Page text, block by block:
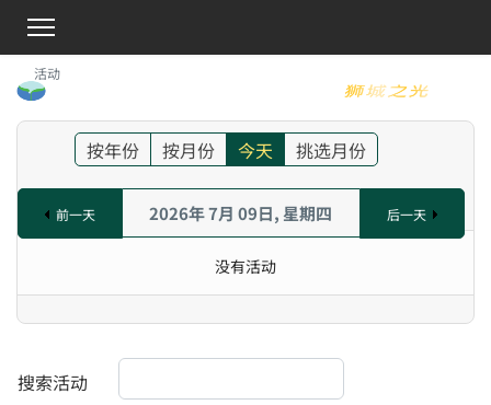
活动
按年份 按月份 今天 挑选月份
前一天 2026年 7月 09日, 星期四 后一天
没有活动
搜索活动